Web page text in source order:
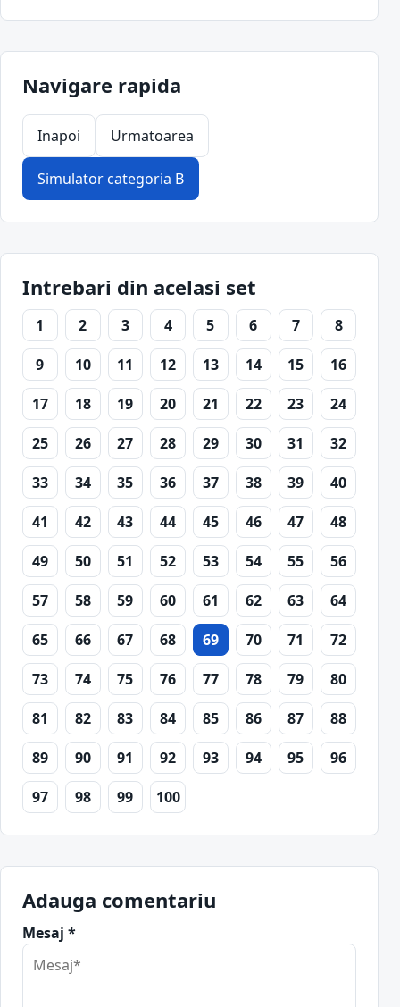
Navigare rapida
Inapoi Urmatoarea
Simulator categoria B
Intrebari din acelasi set
1 2 3 4 5 6 7
8
9
10 11 12 13 14 15
16
17
18 19 20 21 22 23
24
25
26 27 28 29 30 31
32
33
34 35 36 37 38 39
40
41
42 43 44 45 46 47
48
49
50 51 52 53 54 55
56
57
58 59 60 61 62 63
64
65
66 67 68 69 70 71
72
73
74 75 76 77 78 79
80
81
82 83 84 85 86 87
88
89
90 91 92 93 94 95
96
97
98 99 100
Adauga comentariu
Mesaj *